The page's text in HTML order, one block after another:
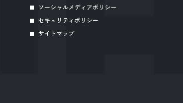
ソーシャルメディアポリシー
セキュリティポリシー
サイトマップ